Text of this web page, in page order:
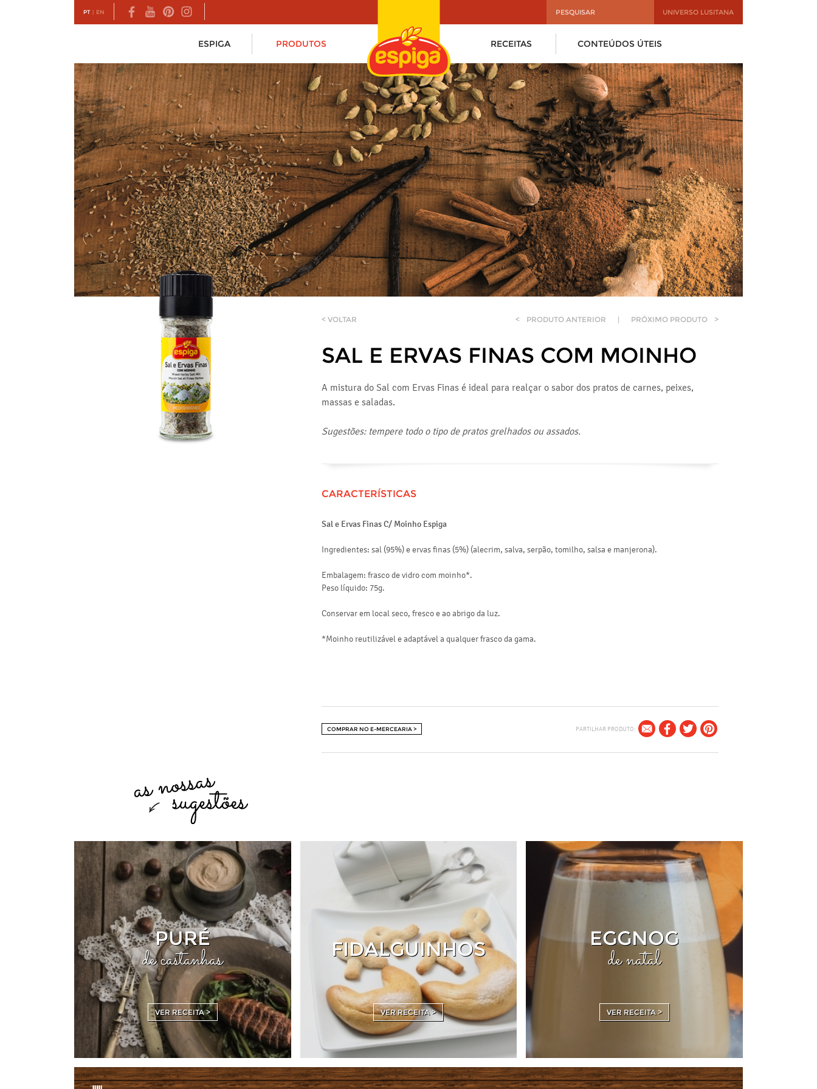
PT | EN UNIVERSO LUSITANA
ESPIGA PRODUTOS RECEITAS CONTEÚDOS ÚTEIS
< VOLTAR < PRODUTO ANTERIOR | PRÓXIMO PRODUTO >
SAL E ERVAS FINAS COM MOINHO
A mistura do Sal com Ervas Finas é ideal para realçar o sabor dos pratos de carnes, peixes,
massas e saladas.
Sugestões: tempere todo o tipo de pratos grelhados ou assados.
CARACTERÍSTICAS
Sal e Ervas Finas C/ Moinho Espiga
Ingredientes: sal (95%) e ervas finas (5%) (alecrim, salva, serpão, tomilho, salsa e manjerona).
Embalagem: frasco de vidro com moinho*.
Peso líquido: 75g.
Conservar em local seco, fresco e ao abrigo da luz.
*Moinho reutilizável e adaptável a qualquer frasco da gama.
COMPRAR NO E-MERCEARIA > PARTILHAR PRODUTO:
PURÉ
de castanhas
VER RECEITA >
FIDALGUINHOS
VER RECEITA >
EGGNOG
de natal
VER RECEITA >